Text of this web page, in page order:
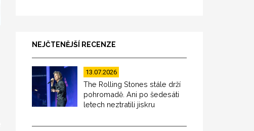
NEJČTENĚJŠÍ RECENZE
13.07.2026
The Rolling Stones stále drží
pohromadě. Ani po šedesáti
letech neztratili jiskru